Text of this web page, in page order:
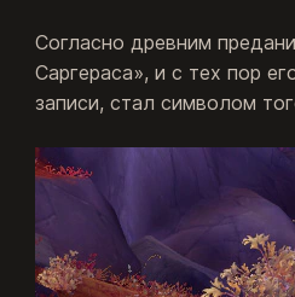
Согласно древним
Саргераса», и с тех пор
записи, стал символом